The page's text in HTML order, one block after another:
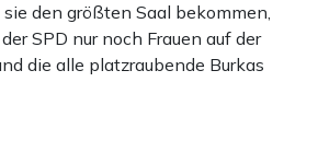
den größten Saal bekommen,
SPD nur noch Frauen auf der
die alle platzraubende Burkas